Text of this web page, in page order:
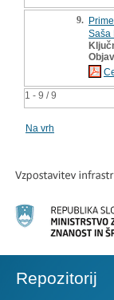
1 - 9 / 9
9.
Saša
Na vrh
Repozitorij